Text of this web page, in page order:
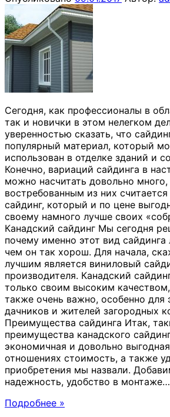
Сегодня, как профессионалы в
так и новички в этом нелегком
уверенностью сказать, что
популярный материал, который
использован в отделке зданий и
Конечно, вариаций сайдинга в
можно насчитать довольно
востребованным из них
сайдинг, который и по цене
своему намного лучше своих
Канадский сайдинг Мы сегодня
почему именно этот вид сайдинга
чем он так хорош. Для начала,
лучшим является виниловый
производителя. Канадский
только своим высоким
также очень важно, особенно для
дачников и жителей загородных
Преимущества сайдинга Итак,
преимущества канадского
экономичная и довольно
отношениях стоимость, а также
приобретения мы назвали.
надежность, удобство в монтаже…
Подробнее »